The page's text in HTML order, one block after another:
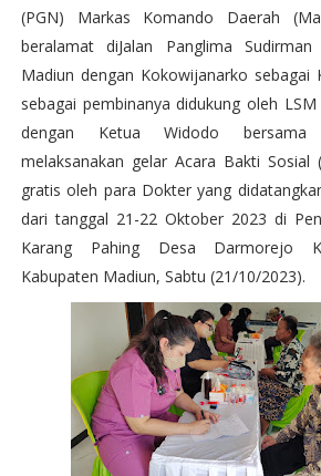
(PGN) Markas Komando Daerah
beralamat diJalan Panglima Sudirman
Madiun dengan Kokowijanarko sebagai
sebagai pembinanya didukung oleh
dengan Ketua Widodo bersama
melaksanakan gelar Acara Bakti Sosial
gratis oleh para Dokter yang
dari tanggal 21-22 Oktober 2023 di
Karang Pahing Desa Darmorejo
Kabupaten Madiun, Sabtu (21/10/2023).